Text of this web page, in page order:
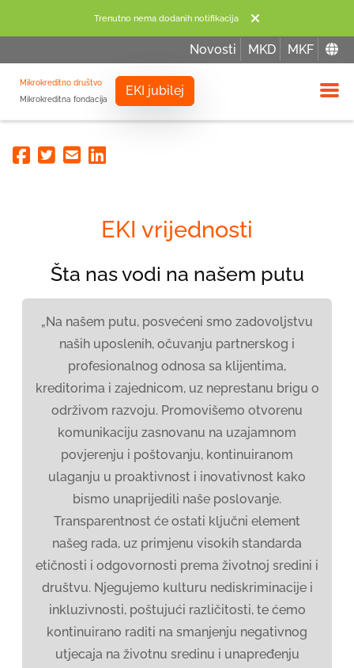
Trenutno nema dodanih notifikacija
Novosti MKD MKF
Mikrokreditno društvo
Mikrokreditna fondacija
EKI jubilej
Facebook
TwitterEmailLinkedin
EKI vrijednosti
Šta nas vodi na našem putu
„Na našem putu, posvećeni smo zadovoljstvu
naših uposlenih, očuvanju partnerskog i
profesionalnog odnosa sa klijentima,
kreditorima i zajednicom, uz neprestanu brigu o
održivom razvoju. Promovišemo otvorenu
komunikaciju zasnovanu na uzajamnom
povjerenju i poštovanju, kontinuiranom
ulaganju u proaktivnost i inovativnost kako
bismo unaprijedili naše poslovanje.
Transparentnost će ostati ključni element
našeg rada, uz primjenu visokih standarda
etičnosti i odgovornosti prema životnoj sredini i
društvu. Njegujemo kulturu nediskriminacije i
inkluzivnosti, poštujući različitosti, te ćemo
kontinuirano raditi na smanjenju negativnog
utjecaja na životnu sredinu i unapređenju